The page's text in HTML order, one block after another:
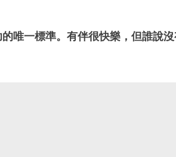
唯一標準。有伴很快樂，但誰說